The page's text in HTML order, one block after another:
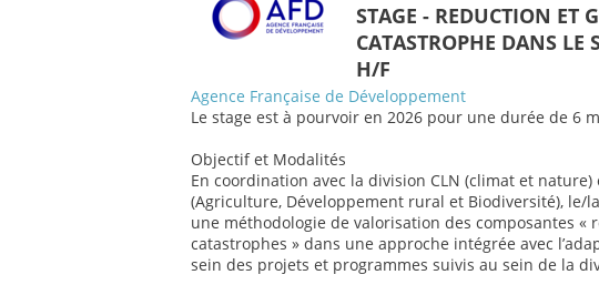
STAGE - REDUCTION ET
CATASTROPHE DANS LE
H/F
Agence Française de Développement
Le stage est à pourvoir en 2026 pour une durée de 6
Objectif et Modalités
En coordination avec la division CLN (climat et
(Agriculture, Développement rural et Biodiversité), le/
une méthodologie de valorisation des composantes «
catastrophes » dans une approche intégrée avec
sein des projets et programmes suivis au sein de la